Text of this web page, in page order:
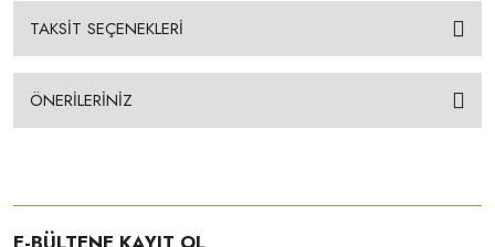
TAKSİT SEÇENEKLERİ
ÖNERİLERİNİZ